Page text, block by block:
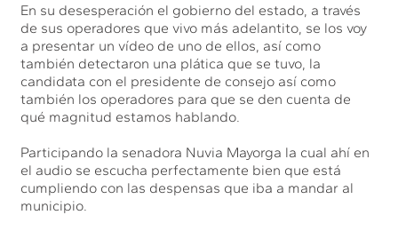
En su desesperación el gobierno del estado, a través
de sus operadores que vivo más adelantito, se los voy
a presentar un vídeo de uno de ellos, así como
también detectaron una plática que se tuvo, la
candidata con el presidente de consejo así como
también los operadores para que se den cuenta de
qué magnitud estamos hablando.
Participando la senadora Nuvia Mayorga la cual ahí en
el audio se escucha perfectamente bien que está
cumpliendo con las despensas que iba a mandar al
municipio.